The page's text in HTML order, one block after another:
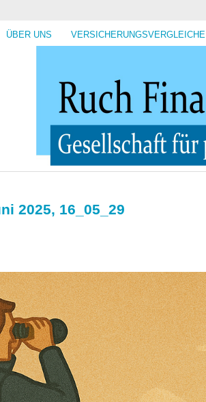
ÜBER UNS VERSICHERUNGSVERGLEICHE
2025, 16_05_29